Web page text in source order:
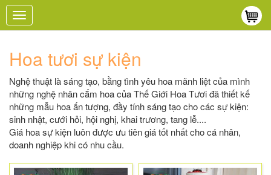
Toggle
navigation
Hoa tươi sự kiện
Nghệ thuật là sáng tạo, bằng tình yêu hoa mãnh liệt của mình
những nghệ nhân cắm hoa của Thế Giới Hoa Tươi đã thiết kế
những mẫu hoa ấn tượng, đầy tính sáng tạo cho các sự kiện:
sinh nhật, cưới hỏi, hội nghị, khai trương, tang lễ....
Giá hoa sự kiện luôn được ưu tiên giá tốt nhất cho cá nhân,
doanh nghiệp khi có nhu cầu.